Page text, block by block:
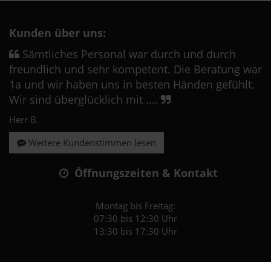
Kunden über uns:
Sämtliches Personal war durch und durch
freundlich und sehr kompetent. Die Beratung war
1a und wir haben uns in besten Händen gefühlt.
Wir sind überglücklich mit ....
Herr B.
Weitere Kundenstimmen lesen
Öffnungszeiten & Kontakt
Montag bis Freitag:
07:30 bis 12:30 Uhr
13:30 bis 17:30 Uhr